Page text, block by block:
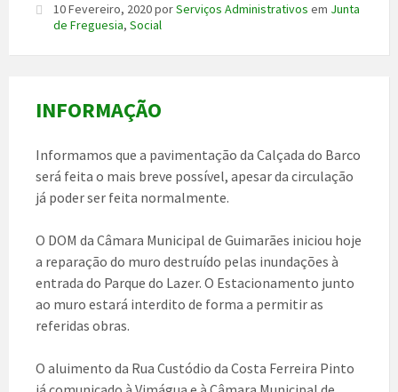
10 Fevereiro, 2020porServiços Administrativos em Junta
de Freguesia, Social
INFORMAÇÃO
Informamos que a pavimentação da Calçada do Barco
será feita o mais breve possível, apesar da circulação
já poder ser feita normalmente.
O DOM da Câmara Municipal de Guimarães iniciou hoje
a reparação do muro destruído pelas inundações à
entrada do Parque do Lazer. O Estacionamento junto
ao muro estará interdito de forma a permitir as
referidas obras.
O aluimento da Rua Custódio da Costa Ferreira Pinto